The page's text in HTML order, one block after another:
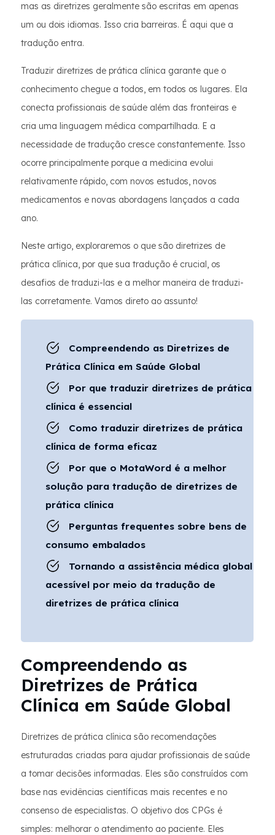
mas as diretrizes geralmente são escritas em apenas
um ou dois idiomas. Isso cria barreiras. É aqui que a
tradução entra.
Traduzir diretrizes de prática clínica garante que o
conhecimento chegue a todos, em todos os lugares. Ela
conecta profissionais de saúde além das fronteiras e
cria uma linguagem médica compartilhada. E a
necessidade de tradução cresce constantemente. Isso
ocorre principalmente porque a medicina evolui
relativamente rápido, com novos estudos, novos
medicamentos e novas abordagens lançados a cada
ano.
Neste artigo, exploraremos o que são diretrizes de
prática clínica, por que sua tradução é crucial, os
desafios de traduzi-las e a melhor maneira de traduzi-
las corretamente. Vamos direto ao assunto!
Compreendendo as Diretrizes de
Prática Clínica em Saúde Global
Por que traduzir diretrizes de prática
clínica é essencial
Como traduzir diretrizes de prática
clínica de forma eficaz
Por que o MotaWord é a melhor
solução para tradução de diretrizes de
prática clínica
Perguntas frequentes sobre bens de
consumo embalados
Tornando a assistência médica global
acessível por meio da tradução de
diretrizes de prática clínica
Compreendendo as
Diretrizes de Prática
Clínica em Saúde Global
Diretrizes de prática clínica são recomendações
estruturadas criadas para ajudar profissionais de saúde
a tomar decisões informadas. Eles são construídos com
base nas evidências científicas mais recentes e no
consenso de especialistas. O objetivo dos CPGs é
simples: melhorar o atendimento ao paciente. Eles